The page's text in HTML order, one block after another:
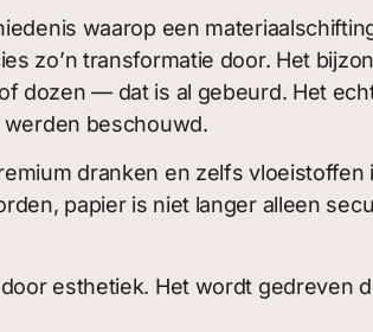
waarop een
zo’n transformatie door. Het
dozen — dat is al gebeurd. Het
beschouwd.
dranken en zelfs
papier is niet langer alleen
esthetiek. Het wordt